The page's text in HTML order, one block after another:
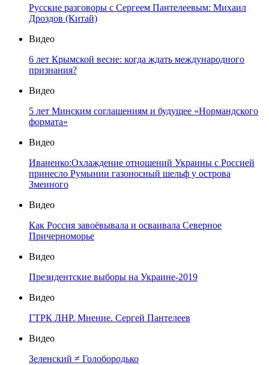
Русские разговоры с Сергеем Пантелеевым: Михаил
Дроздов (Китай)
Видео
6 лет Крымской весне: когда ждать международного
признания?
Видео
5 лет Минским соглашениям и будущее «Нормандского
формата»
Видео
Иваненко:Охлаждение отношений Украины с Россией
принесло Румынии газоносный шельф у острова
Змеиного
Видео
Как Россия завоёвывала и осваивала Северное
Причерноморье
Видео
Президентские выборы на Украине-2019
Видео
ГТРК ЛНР. Мнение. Сергей Пантелеев
Видео
Зеленский ≠ Голобородько